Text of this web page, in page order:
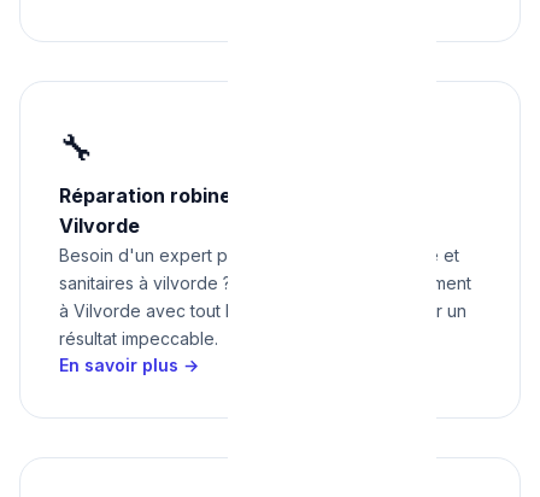
🔧
Réparation robinetterie et sanitaires à
Vilvorde
Besoin d'un expert pour réparation robinetterie et
sanitaires à vilvorde ? Nous intervenons rapidement
à Vilvorde avec tout le matériel nécessaire pour un
résultat impeccable.
En savoir plus →